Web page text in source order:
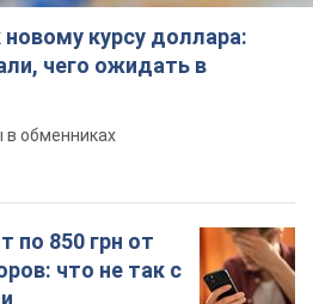
новому курсу доллара:
чего ожидать в
в обменниках
по 850 грн от
что не так с